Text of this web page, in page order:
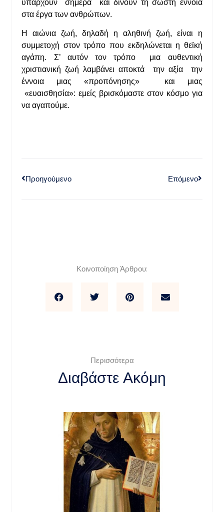
υπάρχουν σήμερα και δίνουν τη σωστή έννοια
στα έργα των ανθρώπων.
Η αιώνια ζωή, δηλαδή η αληθινή ζωή, είναι η
συμμετοχή στον τρόπο που εκδηλώνεται η θεϊκή
αγάπη. Σ’ αυτόν τον τρόπο μια αυθεντική
χριστιανική ζωή λαμβάνει αποκτά την αξία την
έννοια μιας «προπόνησης» και μιας
«ευαισθησία»: εμείς βρισκόμαστε στον κόσμο για
να αγαπούμε.
Προηγούμενο Επόμενο
Κοινοποίηση Άρθρου:
Περισσότερα
Διαβάστε Ακόμη